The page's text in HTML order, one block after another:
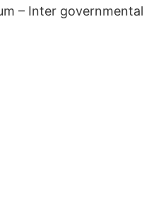
– Inter governmental